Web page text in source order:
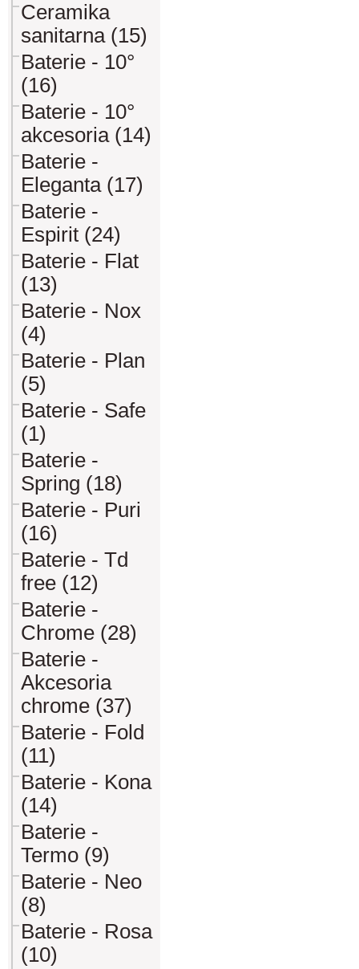
Ceramika
sanitarna (15)
Baterie - 10°
(16)
Baterie - 10°
akcesoria (14)
Baterie -
Eleganta (17)
Baterie -
Espirit (24)
Baterie - Flat
(13)
Baterie - Nox
(4)
Baterie - Plan
(5)
Baterie - Safe
(1)
Baterie -
Spring (18)
Baterie - Puri
(16)
Baterie - Td
free (12)
Baterie -
Chrome (28)
Baterie -
Akcesoria
chrome (37)
Baterie - Fold
(11)
Baterie - Kona
(14)
Baterie -
Termo (9)
Baterie - Neo
(8)
Baterie - Rosa
(10)